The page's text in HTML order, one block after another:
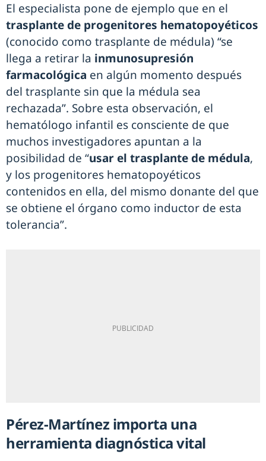
El especialista pone de ejemplo que en el
trasplante de progenitores hematopoyéticos
(conocido como trasplante de médula) “se
llega a retirar la inmunosupresión
farmacológica en algún momento después
del trasplante sin que la médula sea
rechazada”. Sobre esta observación, el
hematólogo infantil es consciente de que
muchos investigadores apuntan a la
posibilidad de “usar el trasplante de médula,
y los progenitores hematopoyéticos
contenidos en ella, del mismo donante del que
se obtiene el órgano como inductor de esta
tolerancia”.
Pérez-Martínez importa una
herramienta diagnóstica vital